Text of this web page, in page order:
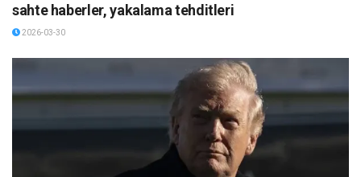
sahte haberler, yakalama tehditleri
2026-03-30